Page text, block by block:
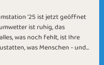
’25 ist jetzt geöffnet
ist ruhig, das
was noch fehlt, ist Ihre
was Menschen - und...